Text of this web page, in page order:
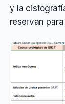
y la
reservan